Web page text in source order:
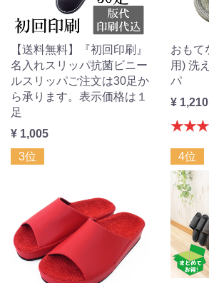
【送料無料】『初回印刷』
名入れスリッパ抗菌ビニー
ルスリッパご注文は30足か
ら承ります。表示価格は１
足
¥ 1,005
おもて
用) 洗
パ
¥ 1,210
3位 4位